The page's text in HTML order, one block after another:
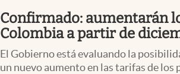
Colombia
Confirmado: aumentarán
Colombia a partir de
El Gobierno está evaluando la
un nuevo aumento en las tarifas de los